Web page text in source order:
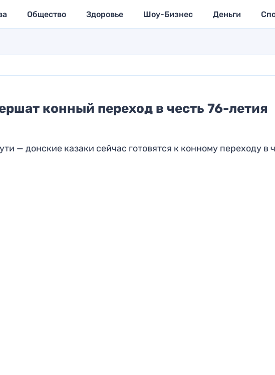
Общество Здоровье Шоу-Бизнес Деньги
конный переход в честь 76-летия
— донские казаки сейчас готовятся к конному переходу в